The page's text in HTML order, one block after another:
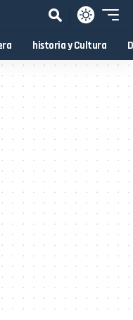
historia y Cultura